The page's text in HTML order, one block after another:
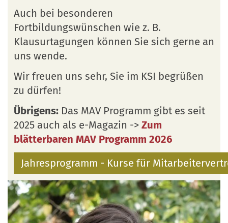
Auch bei besonderen
Fortbildungswünschen wie z. B.
Klausurtagungen können Sie sich gerne an
uns wende.
Wir freuen uns sehr, Sie im KSI begrüßen
zu dürfen!
Übrigens: Das MAV Programm gibt es seit
2025 auch als e-Magazin -> Zum
blätterbaren MAV Programm 2026
Jahresprogramm - Kurse für